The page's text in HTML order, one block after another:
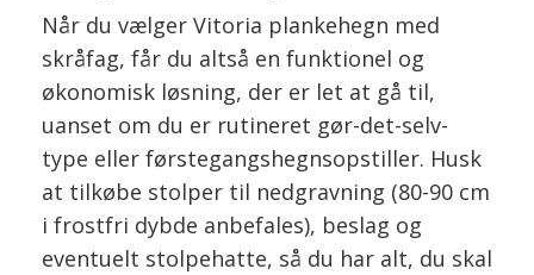
Når du vælger Vitoria plankehegn med
skråfag, får du altså en funktionel og
økonomisk løsning, der er let at gå til,
uanset om du er rutineret gør-det-selv-
type eller førstegangshegnsopstiller. Husk
at tilkøbe stolper til nedgravning (80-90 cm
i frostfri dybde anbefales), beslag og
eventuelt stolpehatte, så du har alt, du skal